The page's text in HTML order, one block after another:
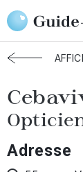
Aller au
Accueil Choisir
Adresse